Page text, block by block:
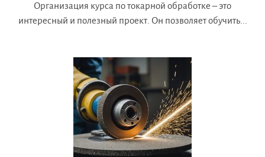
Организация курса по токарной обработке – это
интересный и полезный проект. Он позволяет обучить...